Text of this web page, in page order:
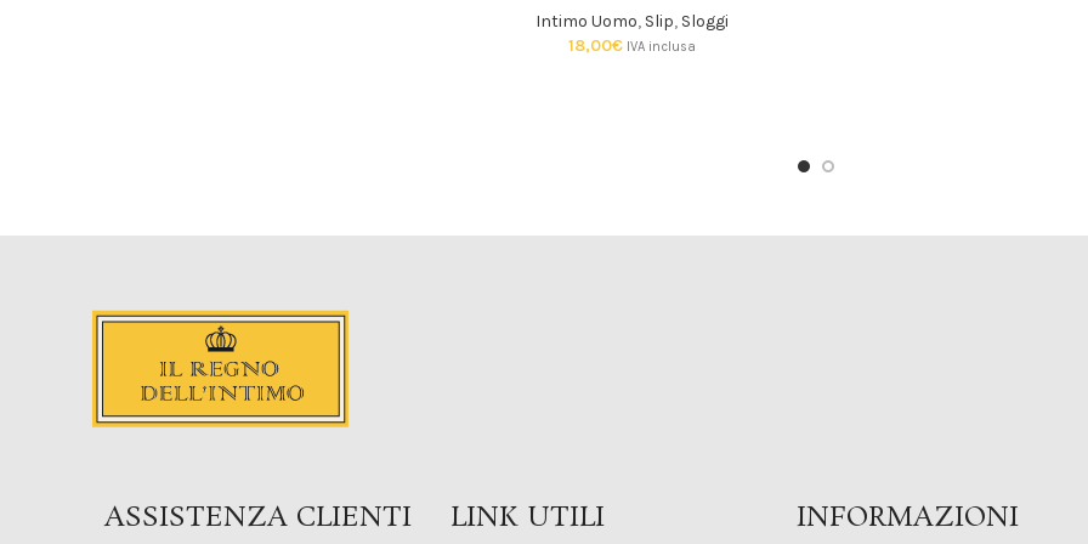
Intimo Uomo, Slip, Sloggi
18,00€ IVA inclusa
ASSISTENZA CLIENTI LINK UTILI INFORMAZIONI